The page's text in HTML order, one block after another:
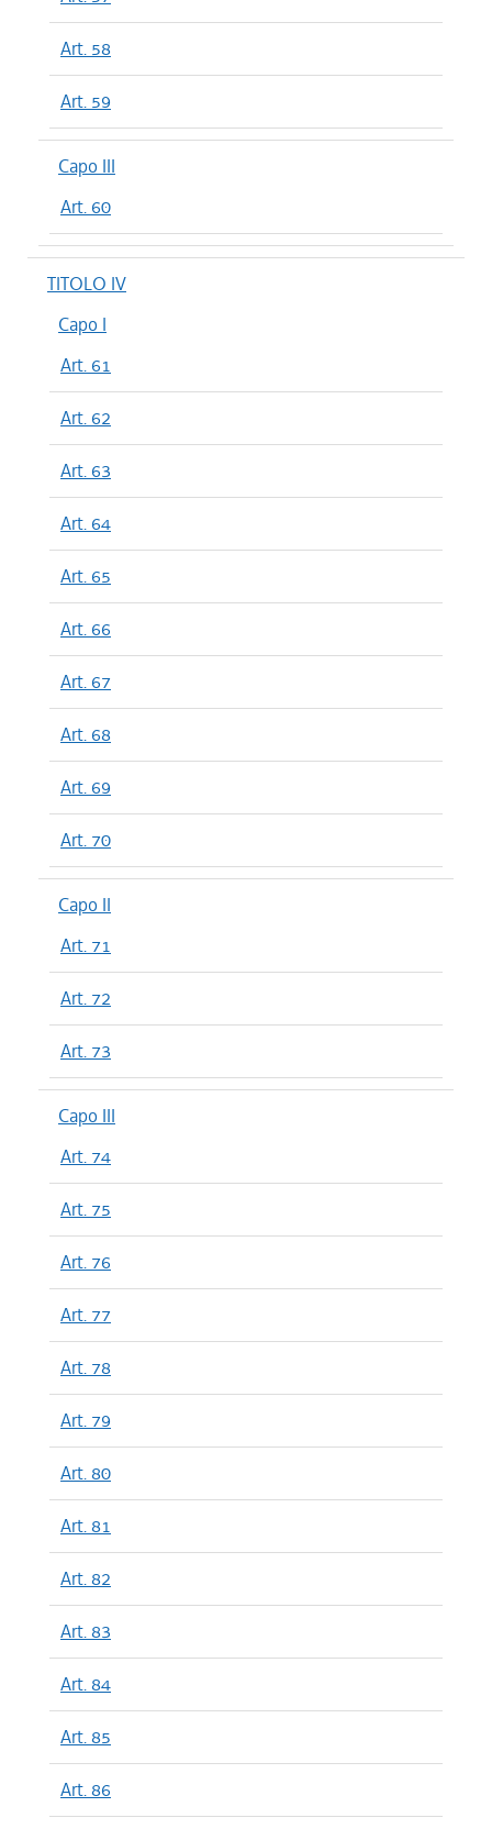
Art. 58
Art. 59
Capo III
Art. 60
TITOLO IV
Capo I
Art. 61
Art. 62
Art. 63
Art. 64
Art. 65
Art. 66
Art. 67
Art. 68
Art. 69
Art. 70
Capo II
Art. 71
Art. 72
Art. 73
Capo III
Art. 74
Art. 75
Art. 76
Art. 77
Art. 78
Art. 79
Art. 80
Art. 81
Art. 82
Art. 83
Art. 84
Art. 85
Art. 86